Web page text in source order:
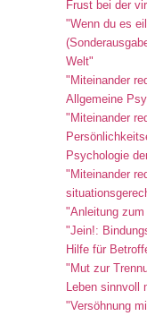
Frust bei der
"Wenn du es
Welt"
"Miteinander
Allgemeine
"Miteinander
Psychologie
"Miteinander
"Anleitung
"Jein!:
Hilfe für
"Mut zur
Leben sinnvoll
"Versöhnung